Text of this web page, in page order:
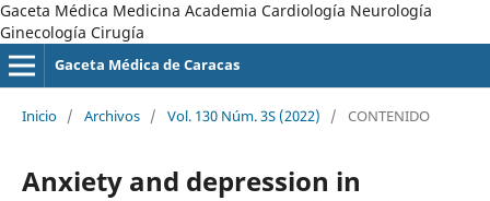
Gaceta Médica Medicina Academia Cardiología Neurología
Ginecología Cirugía
Gaceta Médica de Caracas
Inicio / Archivos / Vol. 130 Núm. 3S (2022) / CONTENIDO
Anxiety and depression in